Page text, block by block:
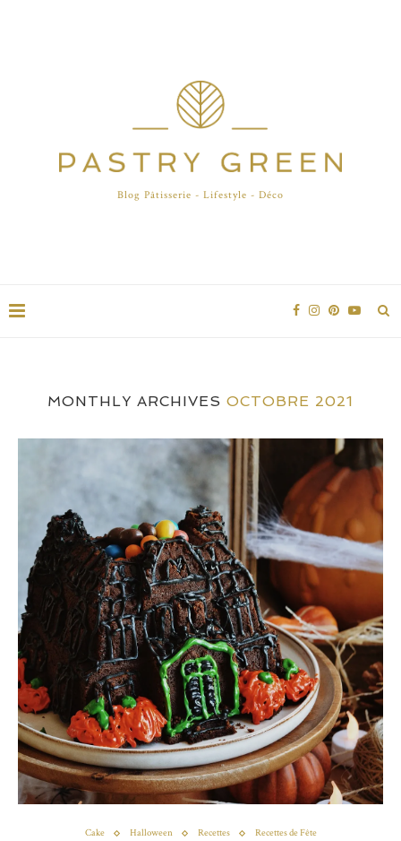
Blog Pâtisserie - Lifestyle - Déco
MONTHLY ARCHIVES OCTOBRE 2021
Cake Halloween Recettes Recettes de Fête